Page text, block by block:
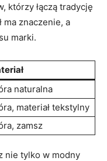
którzy ‌łączą tradycję
ma znaczenie, a‍
marki.
naturalna
materiał tekstylny
zamsz
nie ⁢tylko‍ w modny